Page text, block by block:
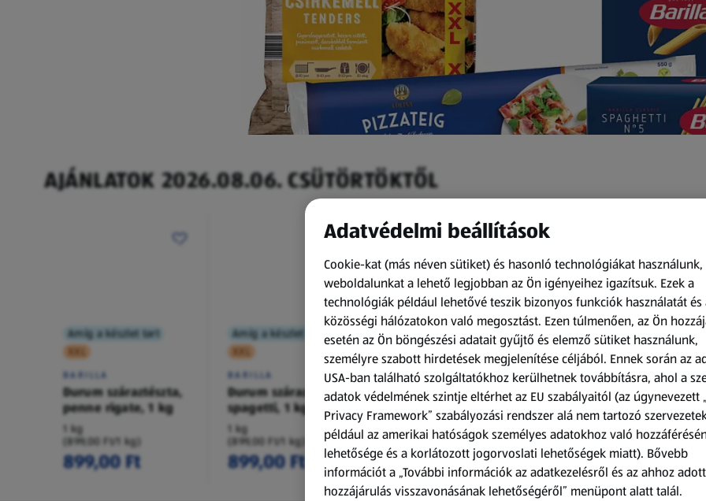
AJÁNLATOK 2026.08.06. CSÜTÖRTÖKTŐL
Amíg a készlet tart
XXL
BARILLA
Durum száraztészta,
penne rigate, 1 kg
1 kg
(899,00 Ft/1 kg)
899,00 Ft
Amíg a készlet tart
XXL
BARILLA
Durum száraztészta,
spagetti, 1 kg
1 kg
(899,00 Ft/1 kg)
899,00 Ft
Amíg a készlet tart
XXL
ACTIMEL
Actimel joghurtital, 8
palack
0,8 kg
(1 186,25 Ft/1 kg)
949,00 Ft
Amíg a készlet tart
XXL
PRIMANA
XXL Csirkemell
tenders, 1 kg
1 kg
(2 199,00 Ft/1 kg)
2 199,00 Ft
Adatvédelmi beállítások
Cookie-kat (más néven sütiket) és hasonló technológiákat
weboldalunkat a lehető legjobban az Ön igényeihez igazítsuk. Ezek a
technológiák például lehetővé teszik bizonyos funkciók használatát és
közösségi hálózatokon való megosztást. Ezen túlmenően, az Ön
esetén az Ön böngészési adatait gyűjtő és elemző sütiket használunk,
személyre szabott hirdetések megjelenítése céljából. Ennek során az
USA-ban található szolgáltatókhoz kerülhetnek továbbításra, ahol a
adatok védelmének szintje eltérhet az EU szabályaitól (az úgynevezett
Privacy Framework” szabályozási rendszer alá nem tartozó
például az amerikai hatóságok személyes adatokhoz való
lehetősége és a korlátozott jogorvoslati lehetőségek miatt). Bővebb
információt a „További információk az adatkezelésről és az ahhoz adott
hozzájárulás visszavonásának lehetőségéről” menüpont alatt talál.